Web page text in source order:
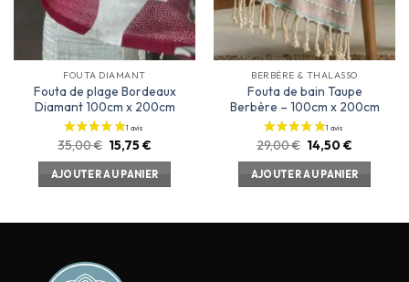
FOUTA DIAMANT
Fouta de plage Bordeaux
Diamant 100cm x 200cm
35,00€ 15,75€
AJOUTER AU PANIER
BERBÈRE & THALASSO
Fouta de bain Taupe
Berbère – 100cm x 200cm
29,00€ 14,50€
AJOUTER AU PANIER